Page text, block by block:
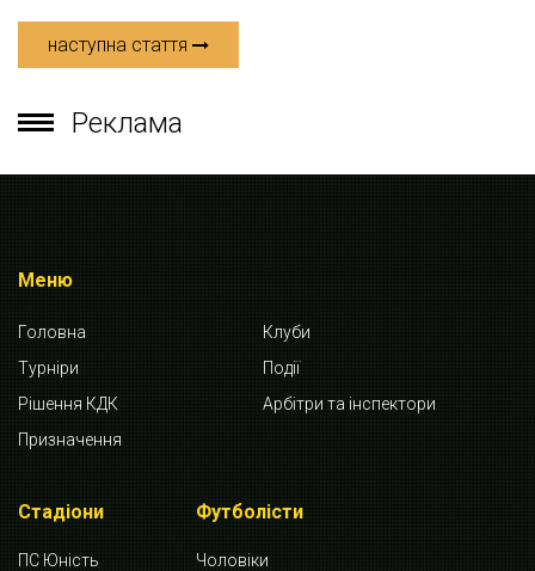
наступна стаття
Реклама
Меню
Головна
Клуби
Турніри
Події
Рішення КДК
Арбітри та інспектори
Призначення
Стадіони
ПС Юність
Футболісти
Чоловіки